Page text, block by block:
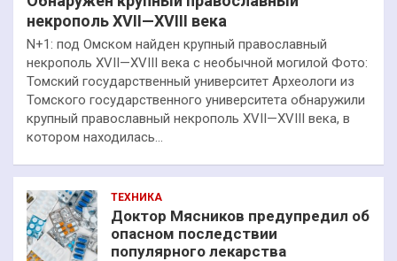
некрополь XVII—XVIII века
N+1: под Омском найден крупный православный
некрополь XVII—XVIII века с необычной могилой Фото:
Томский государственный университет Археологи из
Томского государственного университета обнаружили
крупный православный некрополь XVII—XVIII века, в
котором находилась…
ТЕХНИКА
Доктор Мясников предупредил об
опасном последствии
популярного лекарства